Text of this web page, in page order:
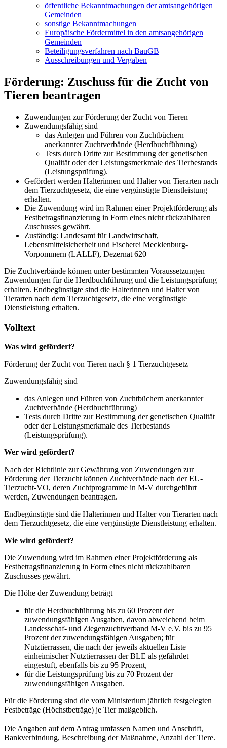
öffentliche Bekanntmachungen der amtsangehörigen
Gemeinden
sonstige Bekanntmachungen
Europäische Fördermittel in den amtsangehörigen
Gemeinden
Beteiligungsverfahren nach BauGB
Ausschreibungen und Vergaben
Förderung: Zuschuss für die Zucht von
Tieren beantragen
Zuwendungen zur Förderung der Zucht von Tieren
Zuwendungsfähig sind
das Anlegen und Führen von Zuchtbüchern
anerkannter Zuchtverbände (Herdbuchführung)
Tests durch Dritte zur Bestimmung der genetischen
Qualität oder der Leistungsmerkmale des Tierbestands
(Leistungsprüfung).
Gefördert werden Halterinnen und Halter von Tierarten nach
dem Tierzuchtgesetz, die eine vergünstigte Dienstleistung
erhalten.
Die Zuwendung wird im Rahmen einer Projektförderung als
Festbetragsfinanzierung in Form eines nicht rückzahlbaren
Zuschusses gewährt.
Zuständig: Landesamt für Landwirtschaft,
Lebensmittelsicherheit und Fischerei Mecklenburg-
Vorpommern (LALLF), Dezernat 620
Die Zuchtverbände können unter bestimmten Voraussetzungen
Zuwendungen für die Herdbuchführung und die Leistungsprüfung
erhalten. Endbegünstigte sind die Halterinnen und Halter von
Tierarten nach dem Tierzuchtgesetz, die eine vergünstigte
Dienstleistung erhalten.
Volltext
Was wird gefördert?
Förderung der Zucht von Tieren nach § 1 Tierzuchtgesetz
Zuwendungsfähig sind
das Anlegen und Führen von Zuchtbüchern anerkannter
Zuchtverbände (Herdbuchführung)
Tests durch Dritte zur Bestimmung der genetischen Qualität
oder der Leistungsmerkmale des Tierbestands
(Leistungsprüfung).
Wer wird gefördert?
Nach der Richtlinie zur Gewährung von Zuwendungen zur
Förderung der Tierzucht können Zuchtverbände nach der EU-
Tierzucht-VO, deren Zuchtprogramme in M-V durchgeführt
werden, Zuwendungen beantragen.
Endbegünstigte sind die Halterinnen und Halter von Tierarten nach
dem Tierzuchtgesetz, die eine vergünstigte Dienstleistung erhalten.
Wie wird gefördert?
Die Zuwendung wird im Rahmen einer Projektförderung als
Festbetragsfinanzierung in Form eines nicht rückzahlbaren
Zuschusses gewährt.
Die Höhe der Zuwendung beträgt
für die Herdbuchführung bis zu 60 Prozent der
zuwendungsfähigen Ausgaben, davon abweichend beim
Landesschaf- und Ziegenzuchtverband M-V e.V. bis zu 95
Prozent der zuwendungsfähigen Ausgaben; für
Nutztierrassen, die nach der jeweils aktuellen Liste
einheimischer Nutztierrassen der BLE als gefährdet
eingestuft, ebenfalls bis zu 95 Prozent,
für die Leistungsprüfung bis zu 70 Prozent der
zuwendungsfähigen Ausgaben.
Für die Förderung sind die vom Ministerium jährlich festgelegten
Festbeträge (Höchstbeträge) je Tier maßgeblich.
Die Angaben auf dem Antrag umfassen Namen und Anschrift,
Bankverbindung, Beschreibung der Maßnahme, Anzahl der Tiere.